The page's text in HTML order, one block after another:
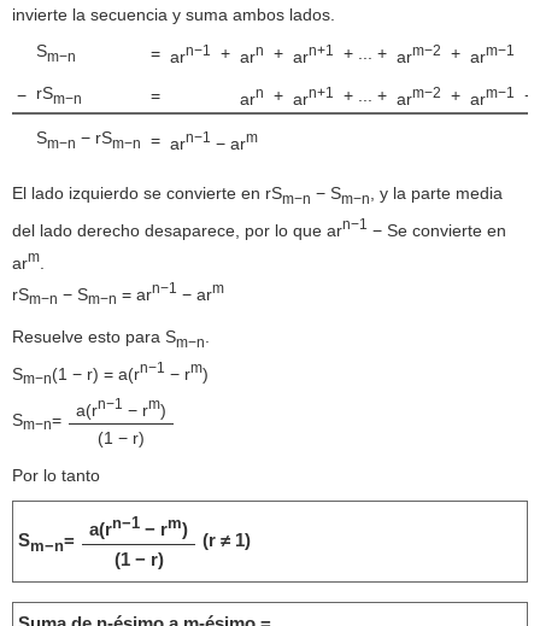
invierte la secuencia y suma ambos lados.
Sm−n = arn−1 + arn + arn+1 + ... + arm−2 + arm−1
− rSm−n = arn + arn+1 + ... + arm−2 + arm−1 +
Sm−n − rSm−n = arn−1 − arm
El lado izquierdo se convierte en rSm−n − Sm−n, y la parte media
del lado derecho desaparece, por lo que arn−1
− Se convierte en
arm
rSm−n − Sm−n = arn−1 − arm
Resuelve esto para Sm−n
Sm−n(1 − r) = a(rn−1 − rm)
Sm−n= a(rn−1 − rm)
(1 − r)
Por lo tanto
Sm−n=
a(rn−1 − rm)
(1 − r)
(r ≠ 1)